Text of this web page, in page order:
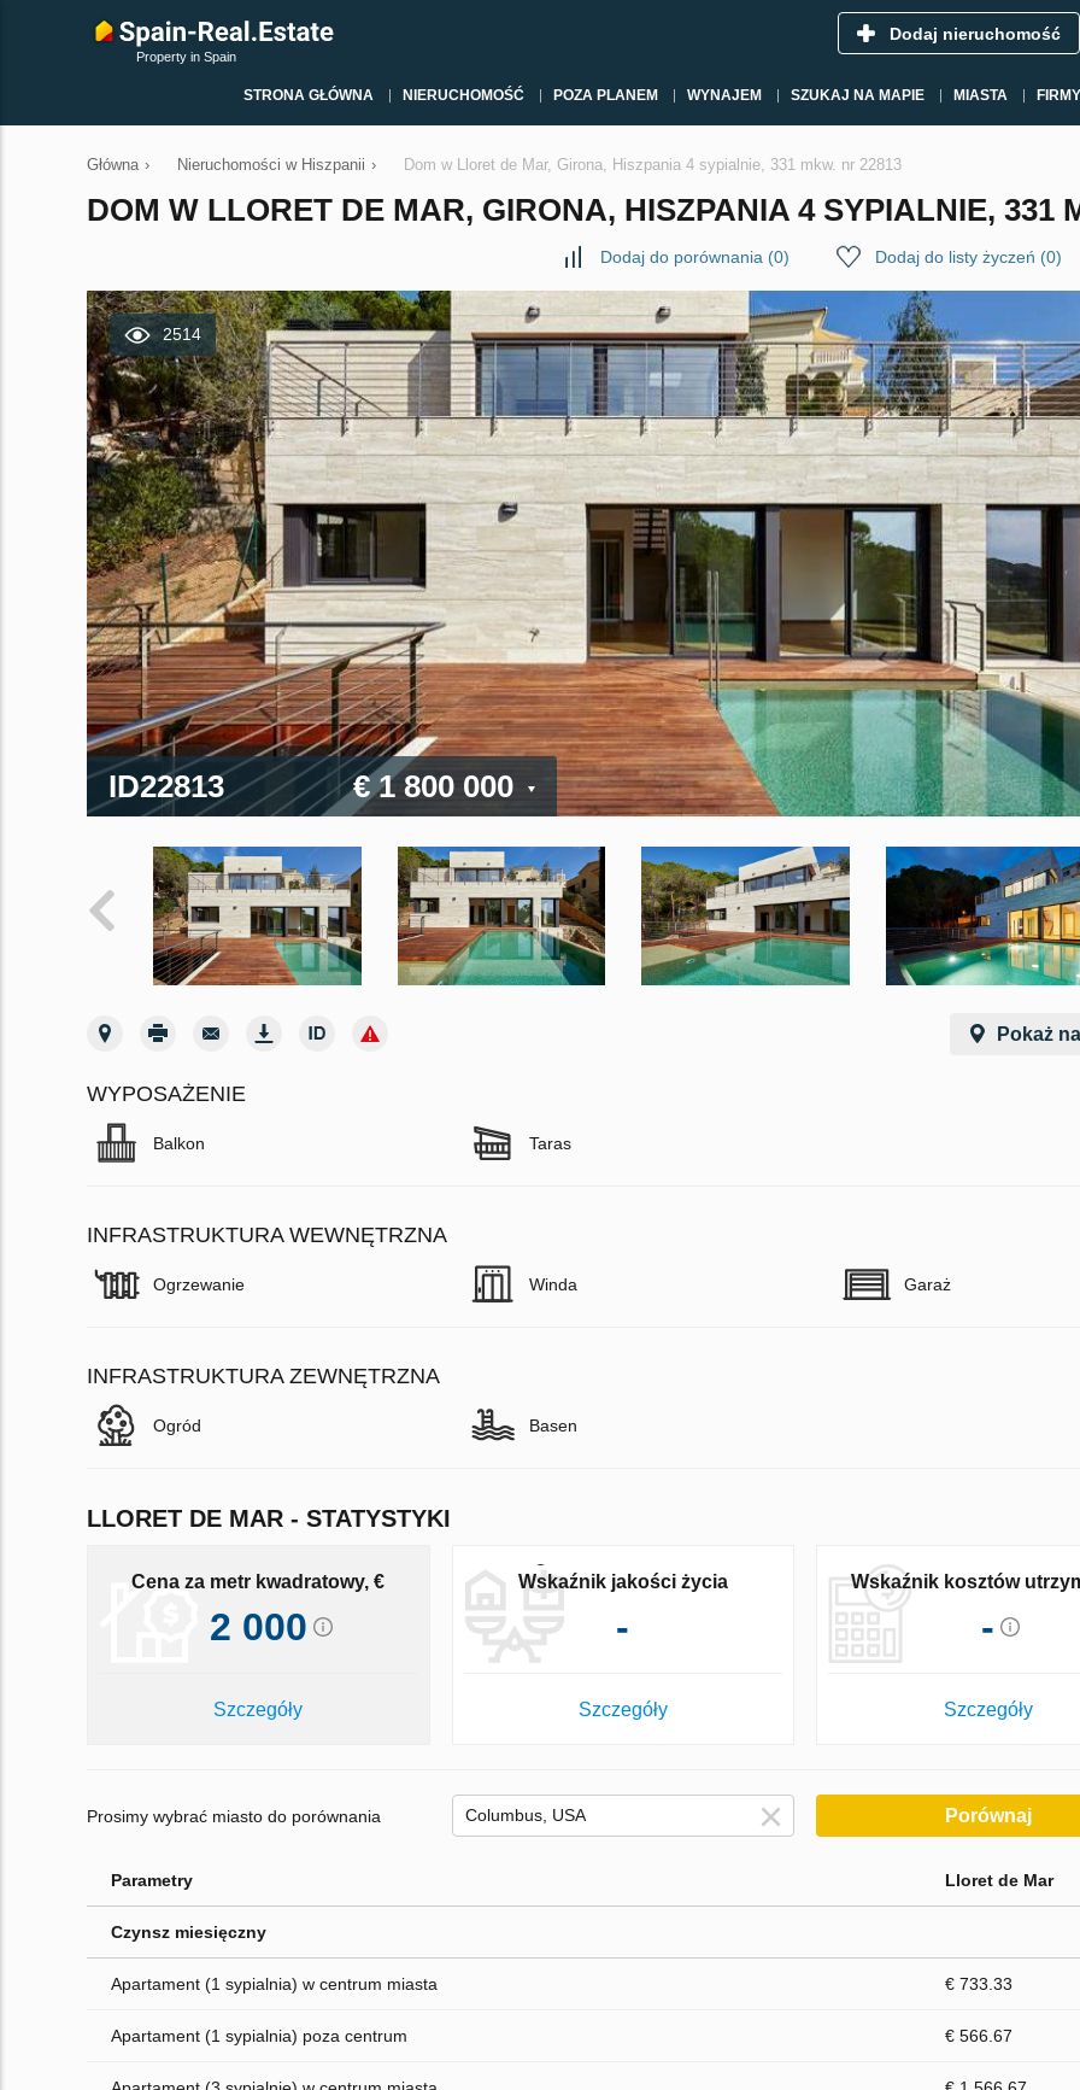
Property in Spain
Dodaj nieruchomość
STRONA GŁÓWNA NIERUCHOMOŚĆ POZA PLANEM WYNAJEM SZUKAJ NA MAPIE MIASTA FIRMY
Główna › Nieruchomości w Hiszpanii › Dom w Lloret de Mar, Girona, Hiszpania 4 sypialnie, 331 mkw. nr 22813
DOM W LLORET DE MAR, GIRONA, HISZPANIA 4 SYPIALNIE, 331
Dodaj do porównania (0) Dodaj do listy życzeń (0)
2514
ID22813 € 1 800 000
Pokaż
WYPOSAŻENIE
Balkon Taras
INFRASTRUKTURA WEWNĘTRZNA
Ogrzewanie Winda Garaż
INFRASTRUKTURA ZEWNĘTRZNA
Ogród Basen
LLORET DE MAR - STATYSTYKI
Cena za metr kwadratowy, €
2 000
Szczegóły
Wskaźnik jakości życia
-
Szczegóły
Wskaźnik kosztów
-
Szczegóły
Prosimy wybrać miasto do porównania Porównaj
Parametry Lloret de Mar
Czynsz miesięczny
Apartament (1 sypialnia) w centrum miasta € 733.33
Apartament (1 sypialnia) poza centrum € 566.67